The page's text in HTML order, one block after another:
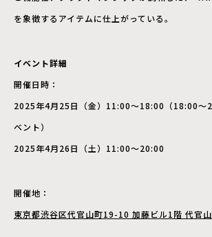
を象徴するアイテムに仕上がっている。
イベント詳細
開催日時：
2025年4月25日（金）11:00〜18:00（18:00〜
ベント）
2025年4月26日（土）11:00〜20:00
開催地：
東京都渋谷区代官山町19-10 加藤ビル1階 代官